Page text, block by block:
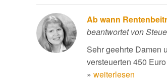
Ab wann
beantwortet von
Sehr geehrte Damen
versteuerten 450
» weiterlesen